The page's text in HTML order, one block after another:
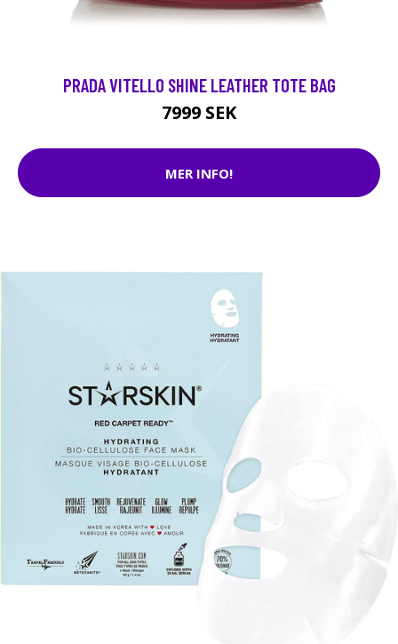
PRADA VITELLO SHINE LEATHER TOTE BAG
7999 SEK
MER INFO!